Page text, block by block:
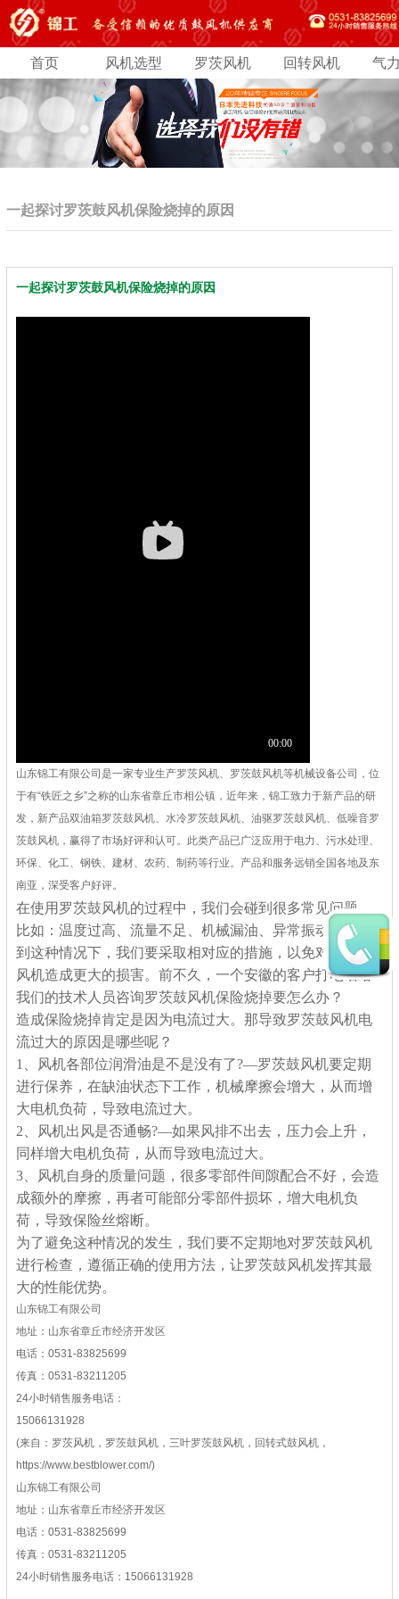
首页 风机选型 罗茨风机 回转风机 气
一起探讨罗茨鼓风机保险烧掉的原因
一起探讨罗茨鼓风机保险烧掉的原因
山东锦工有限公司是一家专业生产罗茨风机、罗茨鼓风机等机械设备公司，位
于有“铁匠之乡”之称的山东省章丘市相公镇，近年来，锦工致力于新产品的研
发，新产品双油箱罗茨鼓风机、水冷罗茨鼓风机、油驱罗茨鼓风机、低噪音罗
茨鼓风机，赢得了市场好评和认可。此类产品已广泛应用于电力、污水处理、
环保、化工、钢铁、建材、农药、制药等行业。产品和服务远销全国各地及东
南亚，深受客户好评。
在使用罗茨鼓风机的过程中，我们会碰到很多常见问题，
比如：温度过高、流量不足、机械漏油、异常振动……遇
到这种情况下，我们要采取相对应的措施，以免对罗茨鼓
风机造成更大的损害。前不久，一个安徽的客户打电话给
我们的技术人员咨询罗茨鼓风机保险烧掉要怎么办？
造成保险烧掉肯定是因为电流过大。那导致罗茨鼓风机电
流过大的原因是哪些呢？
1、风机各部位润滑油是不是没有了?—罗茨鼓风机要定期
进行保养，在缺油状态下工作，机械摩擦会增大，从而增
大电机负荷，导致电流过大。
2、风机出风是否通畅?—如果风排不出去，压力会上升，
同样增大电机负荷，从而导致电流过大。
3、风机自身的质量问题，很多零部件间隙配合不好，会造
成额外的摩擦，再者可能部分零部件损坏，增大电机负
荷，导致保险丝熔断。
为了避免这种情况的发生，我们要不定期地对罗茨鼓风机
进行检查，遵循正确的使用方法，让罗茨鼓风机发挥其最
大的性能优势。
山东锦工有限公司
地址：山东省章丘市经济开发区
电话：0531-83825699
传真：0531-83211205
24小时销售服务电话：
15066131928
(来自：罗茨风机，罗茨鼓风机，三叶罗茨鼓风机，回转式鼓风机，
https://www.bestblower.com/)
山东锦工有限公司
地址：山东省章丘市经济开发区
电话：0531-83825699
传真：0531-83211205
24小时销售服务电话：15066131928